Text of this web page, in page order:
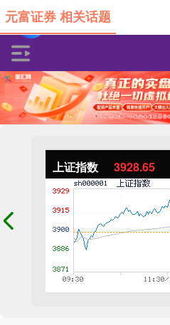
上证指数 3928.65
元富证券 相关话题